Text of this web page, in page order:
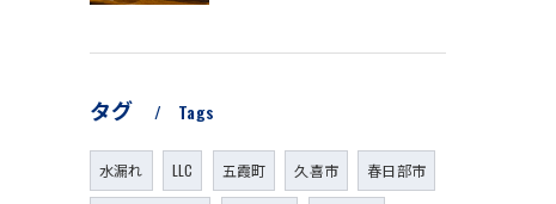
タグ Tags
水漏れ LLC 五霞町 久喜市 春日部市